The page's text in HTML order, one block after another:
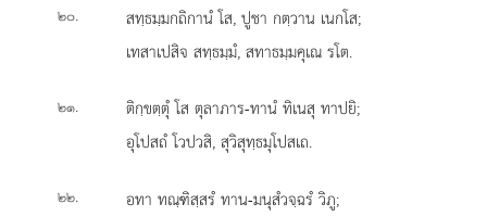
๒๐.
สทฺธมฺมกถิกานํ โส, ปูชา กตฺวาน เนกโส;
เทสาเปสิจ สทฺธมฺมํ, สทาธมฺมคุเณ รโต.
๒๑.
ติกฺขตฺตุํ โส ตุลาภาร-ทานํ ทิเนสุ ทาปยิ;
อุโปสถํ โวปวสิ, สุวิสุทฺธมุโปสเถ.
๒๒.
อทา ทณฺฑิสฺสรํ ทาน-มนุสํวจฺฉรํ วิภู;